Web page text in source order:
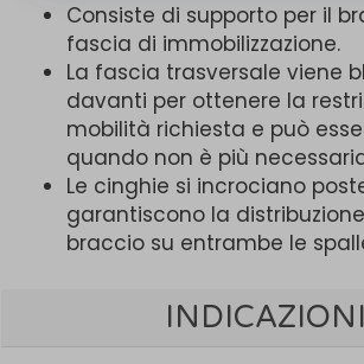
Consiste di supporto per il
fascia di immobilizzazione.
La fascia trasversale viene
davanti per ottenere la
mobilità richiesta e può
quando non è più
Le cinghie si incrociano
garantiscono la
braccio su entrambe le
INDICAZIONI